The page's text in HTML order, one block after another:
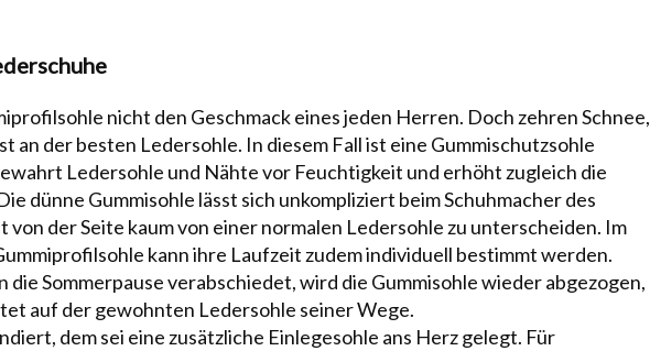
nicht den Geschmack eines jeden Herren. Doch zehren Schnee,
an der besten Ledersohle. In diesem Fall ist eine Gummischutzsohle
Ledersohle und Nähte vor Feuchtigkeit und erhöht zugleich die
dünne Gummisohle lässt sich unkompliziert beim Schuhmacher des
der Seite kaum von einer normalen Ledersohle zu unterscheiden. Im
kann ihre Laufzeit zudem individuell bestimmt werden.
die Sommerpause verabschiedet, wird die Gummisohle wieder abgezogen,
auf der gewohnten Ledersohle seiner Wege.
dem sei eine zusätzliche Einlegesohle ans Herz gelegt. Für